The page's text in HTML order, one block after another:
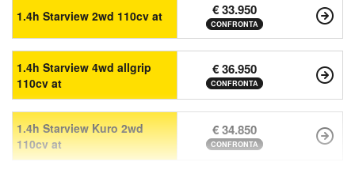
1.4h Starview 2wd 110cv at € 33.950
CONFRONTA
1.4h Starview 4wd allgrip
110cv at
€ 36.950
CONFRONTA
1.4h Starview Kuro 2wd
110cv at
€ 34.850
CONFRONTA